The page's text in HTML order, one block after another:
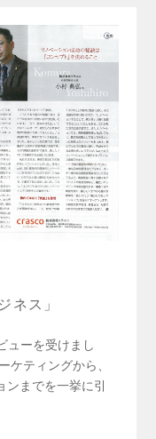
ネス」
ューを受けまし
ケティングから、
までを一挙に引